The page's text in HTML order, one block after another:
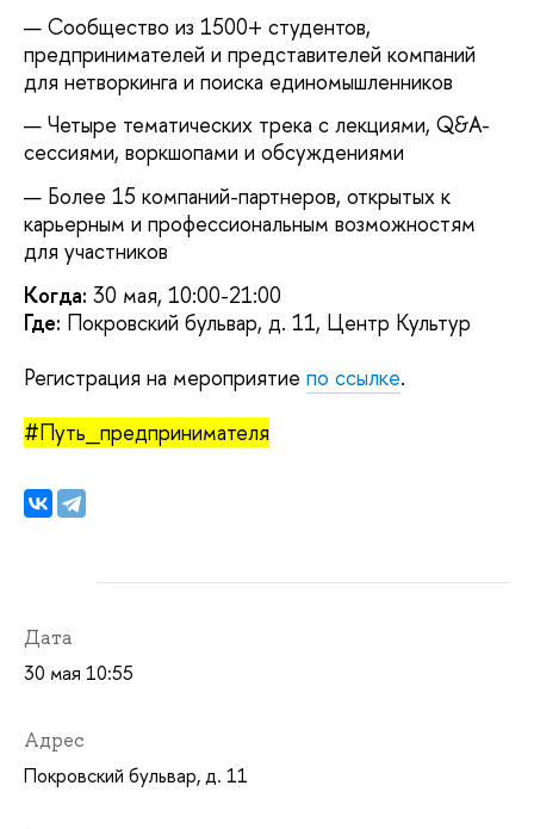
Сообщество из 1500+ студентов,
предпринимателей и представителей компаний
для нетворкинга и поиска единомышленников
Четыре тематических трека с лекциями, Q&A-
сессиями, воркшопами и обсуждениями
Более 15 компаний-партнеров, открытых к
карьерным и профессиональным возможностям
для участников
Когда: 30 мая, 10:00-21:00
Где: Покровский бульвар, д. 11, Центр Культур
Регистрация на мероприятие по ссылке.
#Путь_предпринимателя
Дата
30 мая 10:55
Адрес
Покровский бульвар, д. 11